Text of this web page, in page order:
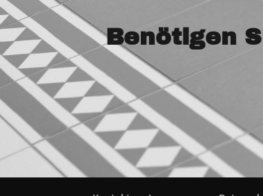
Benötigen